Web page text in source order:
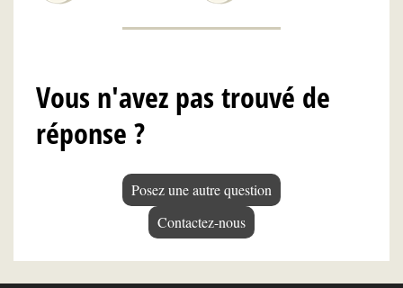
Vous n'avez pas trouvé de
réponse ?
Posez une autre question
Contactez-nous